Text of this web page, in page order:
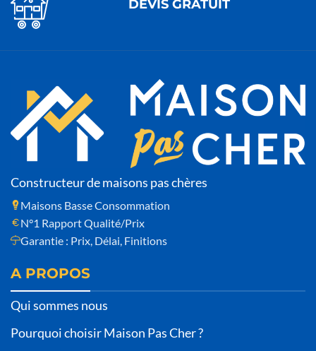
DEVIS GRATUIT
Constructeur de maisons pas chères
Maisons Basse Consommation
N°1 Rapport Qualité/Prix
Garantie : Prix, Délai, Finitions
A PROPOS
Qui sommes nous
Pourquoi choisir Maison Pas Cher ?